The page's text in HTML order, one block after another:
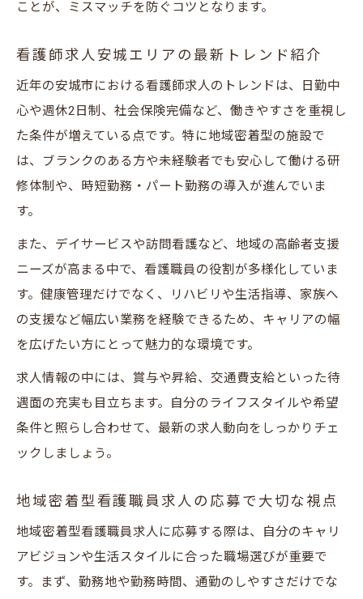
ことが、ミスマッチを防ぐコツとなります。
看護師求人安城エリアの最新トレンド紹介
近年の安城市における看護師求人のトレンドは、日勤中
心や週休2日制、社会保険完備など、働きやすさを重視し
た条件が増えている点です。特に地域密着型の施設で
は、ブランクのある方や未経験者でも安心して働ける研
修体制や、時短勤務・パート勤務の導入が進んでいま
す。
また、デイサービスや訪問看護など、地域の高齢者支援
ニーズが高まる中で、看護職員の役割が多様化していま
す。健康管理だけでなく、リハビリや生活指導、家族へ
の支援など幅広い業務を経験できるため、キャリアの幅
を広げたい方にとって魅力的な環境です。
求人情報の中には、賞与や昇給、交通費支給といった待
遇面の充実も目立ちます。自分のライフスタイルや希望
条件と照らし合わせて、最新の求人動向をしっかりチェ
ックしましょう。
地域密着型看護職員求人の応募で大切な視点
地域密着型看護職員求人に応募する際は、自分のキャリ
アビジョンや生活スタイルに合った職場選びが重要で
す。まず、勤務地や勤務時間、通勤のしやすさだけでな